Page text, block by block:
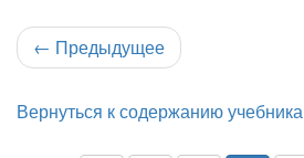
← Предыдущее
Вернуться к содержанию учебника